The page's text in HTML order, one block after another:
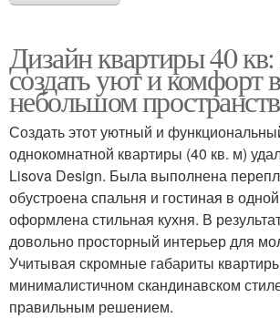
Дизайн квартиры 40
создать уют и комфорт в
небольшом
Создать этот уютный и
однокомнатной квартиры (40 кв. м)
Lisova Design. Была выполнена
обустроена спальня и гостиная в
оформлена стильная кухня. В
довольно просторный интерьер для
Учитывая скромные габариты
минималистичном скандинавском
правильным решением.